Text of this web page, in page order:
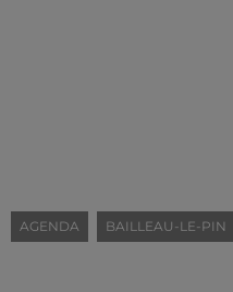
AGENDA BAILLEAU-LE-PIN